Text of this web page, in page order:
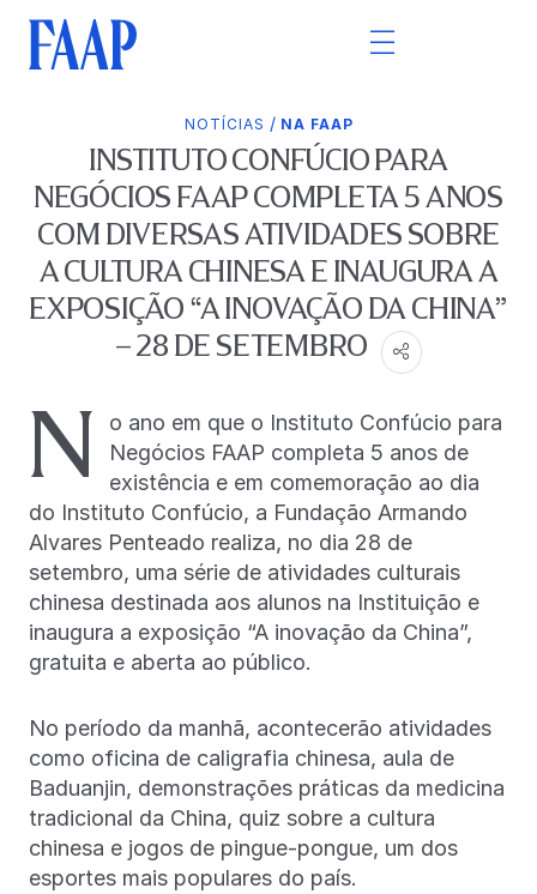
NOTÍCIAS / NA FAAP
INSTITUTO CONFÚCIO PARA
NEGÓCIOS FAAP COMPLETA 5 ANOS
COM DIVERSAS ATIVIDADES SOBRE
A CULTURA CHINESA E INAUGURA A
EXPOSIÇÃO “A INOVAÇÃO DA CHINA”
– 28 DE SETEMBRO
N
o ano em que o Instituto Confúcio para
Negócios FAAP completa 5 anos de
existência e em comemoração ao dia
do Instituto Confúcio, a Fundação Armando
Alvares Penteado realiza, no dia 28 de
setembro, uma série de atividades culturais
chinesa destinada aos alunos na Instituição e
inaugura a exposição “A inovação da China”,
gratuita e aberta ao público.
No período da manhã, acontecerão atividades
como oficina de caligrafia chinesa, aula de
Baduanjin, demonstrações práticas da medicina
tradicional da China, quiz sobre a cultura
chinesa e jogos de pingue-pongue, um dos
esportes mais populares do país.